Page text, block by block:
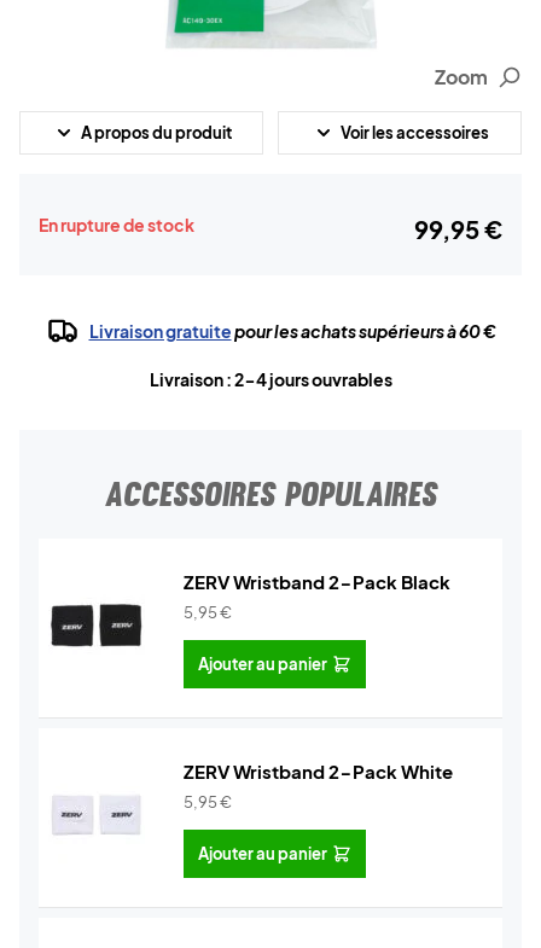
Zoom
A propos du produit Voir les accessoires
En rupture de stock 99,95 €
Livraison gratuitepour les achats supérieurs à 60 €
Livraison : 2-4 jours ouvrables
ACCESSOIRES POPULAIRES
ZERV Wristband 2-Pack Black
5,95€
Ajouter au panier
ZERV Wristband 2-Pack White
5,95€
Ajouter au panier